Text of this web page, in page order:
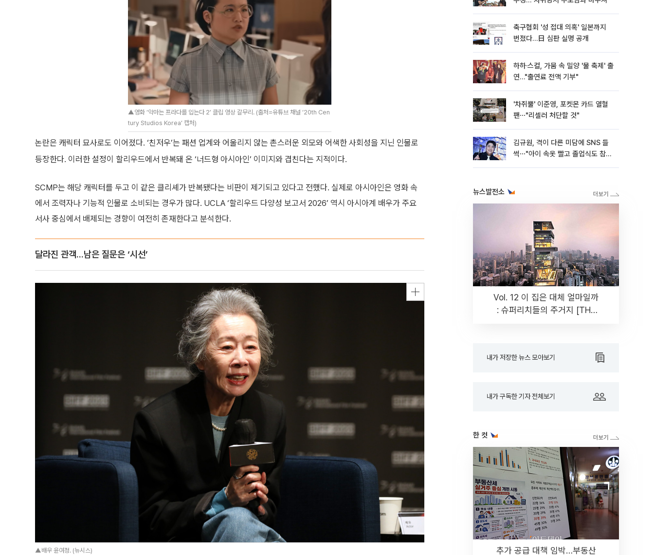
▲영화 ‘악마는 프라다를 입는다 2’ 클립 영상 갈무리. (출처=유튜브 채널 ‘20th Cen
tury Studios Korea’ 캡처)
논란은 캐릭터 묘사로도 이어졌다. ‘친저우’는 패션 업계와 어울리지 않는 촌스러운 외모와 어색한 사회성을 지닌 인물로
등장한다. 이러한 설정이 할리우드에서 반복돼 온 ‘너드형 아시아인’ 이미지와 겹친다는 지적이다.
SCMP는 해당 캐릭터를 두고 이 같은 클리셰가 반복됐다는 비판이 제기되고 있다고 전했다. 실제로 아시아인은 영화 속
에서 조력자나 기능적 인물로 소비되는 경우가 많다. UCLA ‘할리우드 다양성 보고서 2026’ 역시 아시아계 배우가 주요
서사 중심에서 배제되는 경향이 여전히 존재한다고 분석한다.
달라진 관객...남은 질문은 ‘시선’
▲배우 윤여정. (뉴시스)
축구협회 '성 접대 의혹' 일본까지
번졌다…日 심판 실명 공개
하하·스컬, 가뭄 속 밀양 '물 축제' 출
연…"출연료 전액 기부"
'차쥐뿔' 이준영, 포켓몬 카드 열혈
팬⋯"리셀러 처단할 것"
김규원, 격이 다른 미담에 SNS 들
썩⋯"아이 속옷 빨고 졸업식도 참
뉴스발전소
Vol. 12 이 집은 대체 얼마일까
: 슈퍼리치들의 주거지 [THE
내가 저장한 뉴스 모아보기
내가 구독한 기자 전체보기
한 컷
추가 공급 대책 임박…부동산